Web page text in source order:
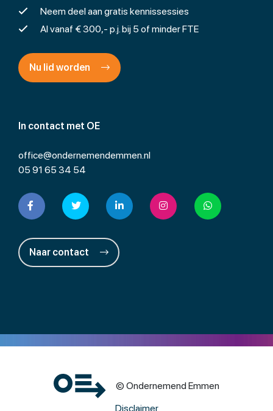
In contact met OE
office@ondernemendemmen.nl
05 91 65 34 54
Naar contact
Neem deel aan gratis kennissessies
Al vanaf € 300,- p.j. bij 5 of minder FTE
Nu lid worden
© Ondernemend Emmen
Disclaimer